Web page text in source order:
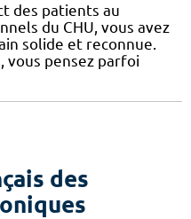
des patients au
du CHU, vous avez
solide et reconnue.
vous pensez parfoi
des